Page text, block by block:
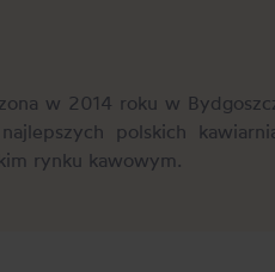
w 2014 roku w
polskich
rynku kawowym.